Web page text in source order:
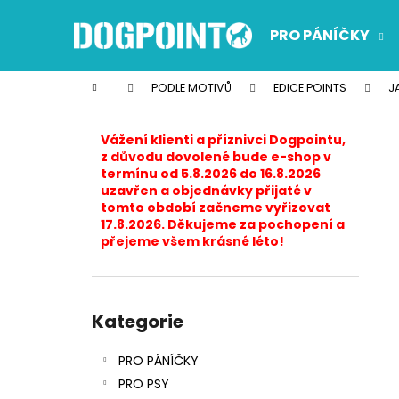
PRO PÁNÍČKY
Domů PODLE MOTIVŮ EDICE POINTS
Vážení klienti a příznivci Dogpointu,
z důvodu dovolené bude e-shop v
termínu od 5.8.2026 do 16.8.2026
uzavřen a objednávky přijaté v
tomto období začneme vyřizovat
17.8.2026. Děkujeme za pochopení a
přejeme všem krásné léto!
kategorie
Kategorie
PRO PÁNÍČKY
PRO PSY
í
Zpět
do
Zpět
do